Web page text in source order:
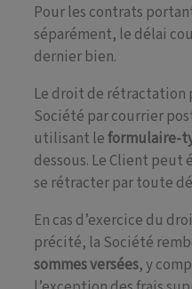
Pour les contrats
séparément, le délai
dernier bien.
Le droit de rétractation
Société par courrier
utilisant leformulaire-
dessous. Le Client
se rétracter par toute
En cas d’exercice du
précité, la Société
sommes versées, y